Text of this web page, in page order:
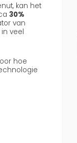
kan het
30%
van
veel
hoe